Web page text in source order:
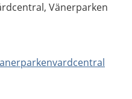
Vänerparken